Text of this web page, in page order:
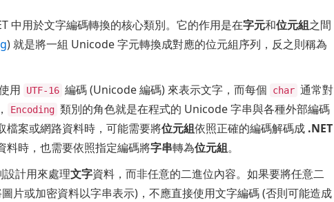
中用於文字編碼轉換的核心類別。它的作用是在字元和位元組之間
) 就是將一組 Unicode 字元轉換成對應的位元組序列，反之則稱為
用 UTF-16 編碼 (Unicode 編碼) 來表示文字，而每個 char 通常對
Encoding 類別的角色就是在程式的 Unicode 字串與各種外部編碼
檔案或網路資料時，可能需要將位元組依照正確的編碼解碼成 .NET
料時，也需要依照指定編碼將字串轉為位元組。
設計用來處理文字資料，而非任意的二進位內容。如果要將任意二
片或加密資料以字串表示)，不應直接使用文字編碼 (否則可能造成